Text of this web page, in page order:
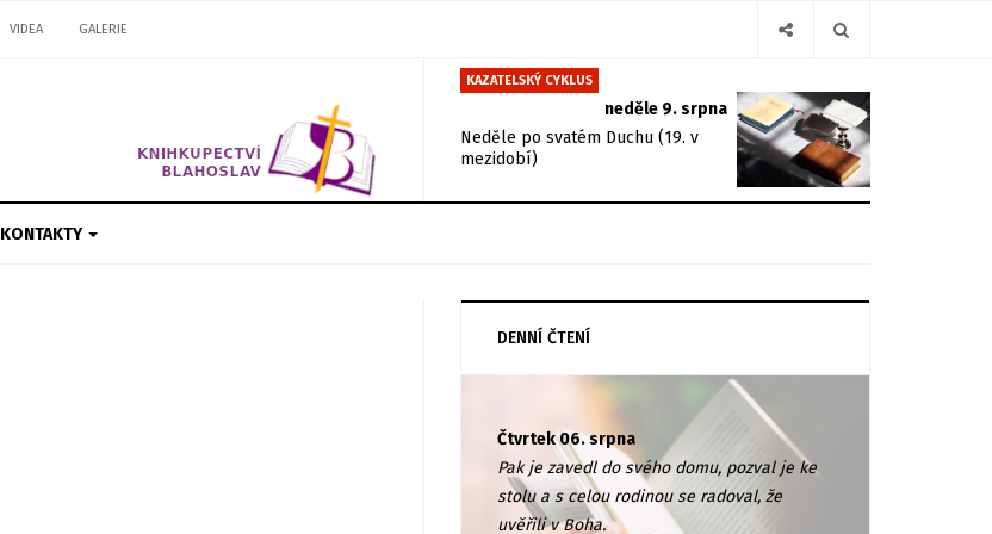
VIDEA GALERIE
KAZATELSKÝ CYKLUS
neděle 9. srpna
Neděle po svatém Duchu (19. v
mezidobí)
KONTAKTY
DENNÍ ČTENÍ
Čtvrtek 06. srpna
Pak je zavedl do svého domu, pozval je ke
stolu a s celou rodinou se radoval, že
uvěřili v Boha.